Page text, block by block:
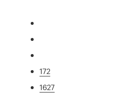
172
1627